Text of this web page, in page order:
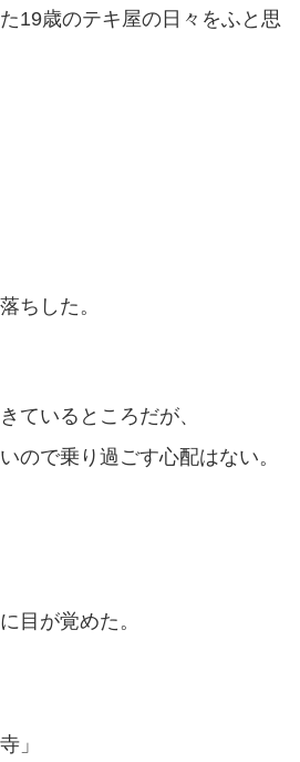
19歳のテキ屋の日々をふと思
ちした。
ているところだが、
ので乗り過ごす心配はない。
目が覚めた。
」